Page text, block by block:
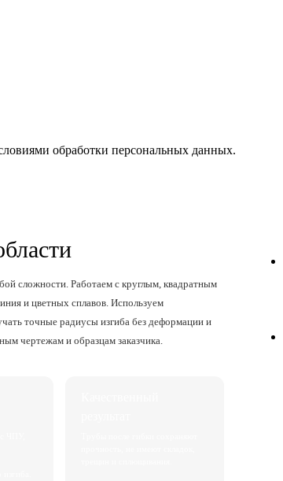
обработки персональных данных.
сложности. Работаем с круглым, квадратным
и цветных сплавов. Используем
точные радиусы изгиба без деформации и
чертежам и образцам заказчика.